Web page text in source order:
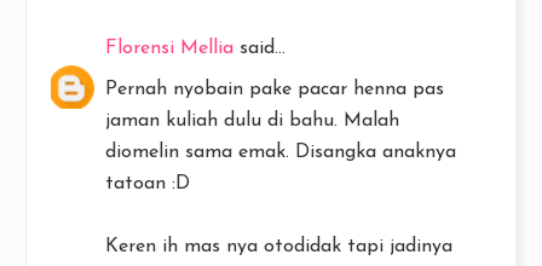
Florensi Mellia said...
Pernah nyobain pake pacar henna pas
jaman kuliah dulu di bahu. Malah
diomelin sama emak. Disangka anaknya
tatoan :D
Keren ih mas nya otodidak tapi jadinya